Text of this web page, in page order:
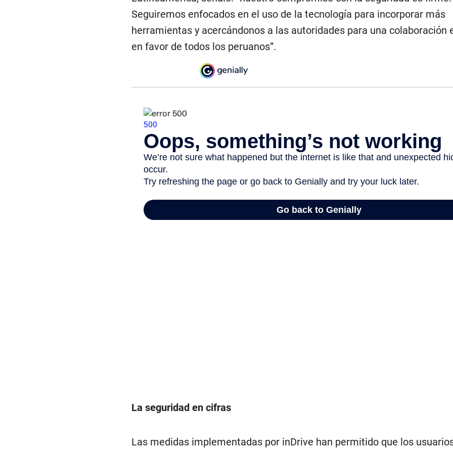
Seguiremos enfocados en el uso de la tecnología para incorporar más
herramientas y acercándonos a las autoridades para una colaboración
en favor de todos los peruanos”.
La seguridad en cifras
Las medidas implementadas por inDrive han permitido que los